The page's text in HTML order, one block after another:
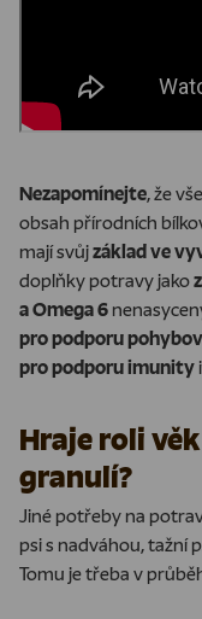
Nezapomínejte, že
obsah přírodních
mají svůjzáklad ve
doplňky potravy jako
a Omega 6
pro podporu
pro podporu imunity
Hraje roli
granulí?
Jiné potřeby na
psi s nadváhou, tažní
Tomu je třeba v